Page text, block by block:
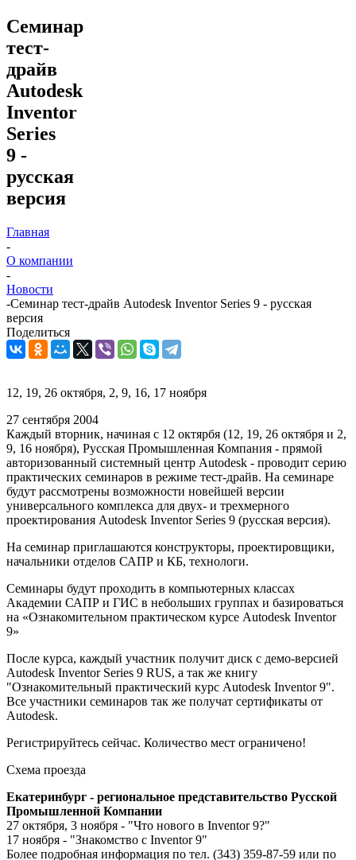
Семинар
тест-
драйв
Autodesk
Inventor
Series
9 -
русская
версия
Главная
-
О компании
-
Новости
-Семинар тест-драйв Autodesk Inventor Series 9 - русская
версия
Поделиться
12, 19, 26 октября, 2, 9, 16, 17 ноября
27 сентября 2004
Каждый вторник, начиная с 12 октярбя (12, 19, 26 октября и 2,
9, 16 ноября), Русская Промышленная Компания - прямой
авторизованный системный центр Autodesk - проводит серию
практических семинаров в режиме тест-драйв. На семинаре
будут рассмотрены возможности новейшей версии
универсального комплекса для двух- и трехмерного
проектирования Autodesk Inventor Series 9 (русская версия).
На семинар приглашаются конструкторы, проектировщики,
начальники отделов САПР и КБ, технологи.
Семинары будут проходить в компьютерных классах
Академии САПР и ГИС в небольших группах и базироваться
на «Ознакомительном практическом курсе Autodesk Inventor
9»
После курса, каждый участник получит диск с демо-версией
Autodesk Inventor Series 9 RUS, а так же книгу
"Ознакомительный практический курс Autodesk Inventor 9".
Все участники семинаров так же получат сертификаты от
Autodesk.
Регистрируйтесь сейчас. Количество мест ограничено!
Схема проезда
Екатеринбург - региональное представительство Русской
Промышленной Компании
27 октября, 3 ноября - "Что нового в Inventor 9?"
17 ноября - "Знакомство с Inventor 9"
Более подробная информация по тел. (343) 359-87-59 или по